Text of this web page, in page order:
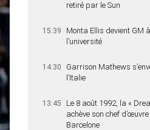
retiré par le Sun
15:39
Monta Ellis devient GM à
l’université
14:30
Garrison Mathews
l’Italie
13:45
Le 8 août 1992, la «
achève son chef
Barcelone